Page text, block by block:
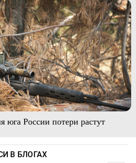
юга России потери растут
В БЛОГАХ